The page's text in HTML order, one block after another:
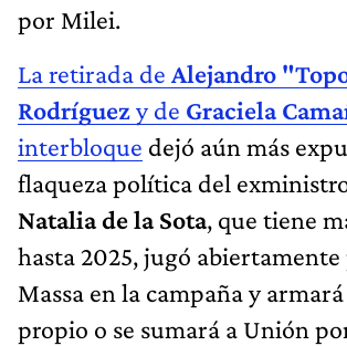
por Milei.
La retirada de Alejandro
Rodríguezy de Graciela
interbloque dejó aún más
flaqueza política del
Natalia de la Sota, que tiene
hasta 2025, jugó abiertamente
Massa en la campaña y
propio o se sumará a Unión